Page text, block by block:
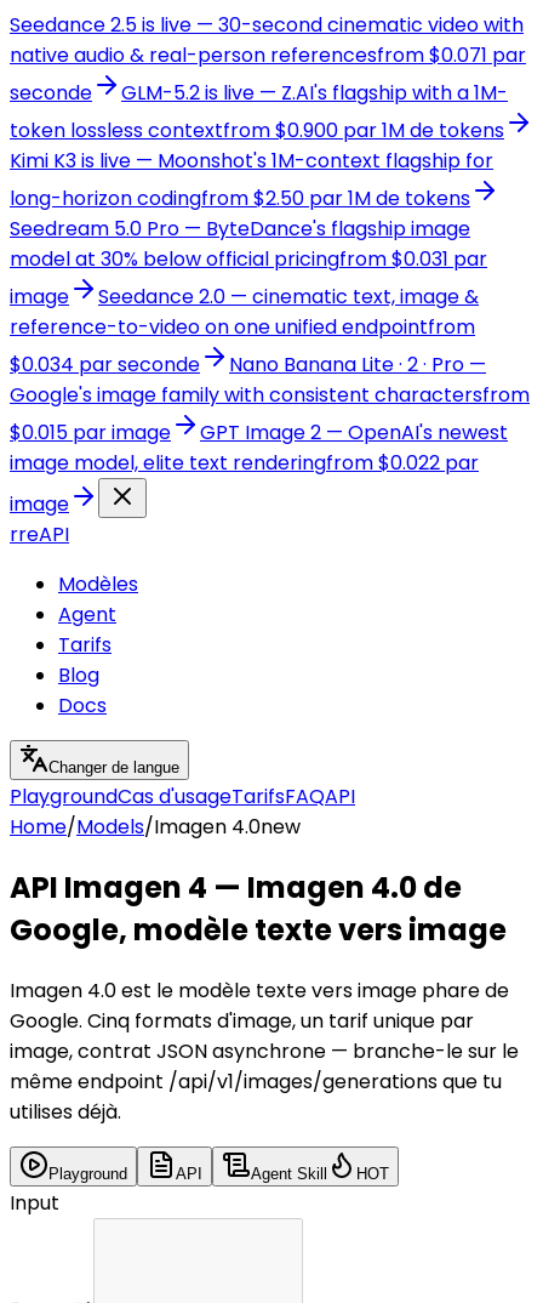
Seedance 2.5 is live — 30-second cinematic video with
native audio & real-person referencesfrom $0.071 par
seconde
GLM-5.2 is live — Z.AI's flagship with a 1M-
token lossless contextfrom $0.900 par 1M de tokens
Kimi K3 is live — Moonshot's 1M-context flagship for
long-horizon codingfrom $2.50 par 1M de tokens
Seedream 5.0 Pro — ByteDance's flagship image
model at 30% below official pricingfrom $0.031 par
image
Seedance 2.0 — cinematic text, image &
reference-to-video on one unified endpointfrom
$0.034 par seconde
Nano Banana Lite · 2 · Pro —
Google's image family with consistent charactersfrom
$0.015 par image
GPT Image 2 — OpenAI's newest
image model, elite text renderingfrom $0.022 par
image
rreAPI
Modèles
Agent
Tarifs
Blog
Docs
Changer de langue
PlaygroundCas d'usageTarifsFAQAPI
Home/Models/Imagen 4.0new
API Imagen 4 — Imagen 4.0 de
Google, modèle texte vers image
Imagen 4.0 est le modèle texte vers image phare de
Google. Cinq formats d'image, un tarif unique par
image, contrat JSON asynchrone — branche-le sur le
même endpoint /api/v1/images/generations que tu
utilises déjà.
Playground API Agent Skill HOT
Input